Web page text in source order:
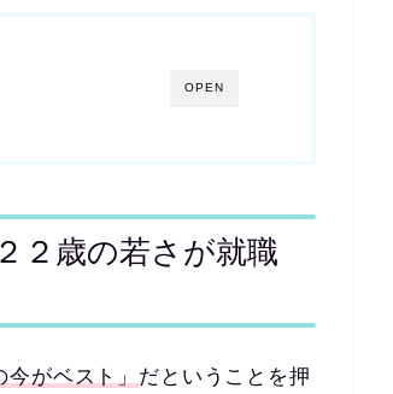
OPEN
２歳の若さが就職
今がベスト」 だということを押